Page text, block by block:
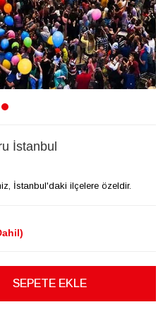
İstanbul
İstanbul'daki ilçelere özeldir.